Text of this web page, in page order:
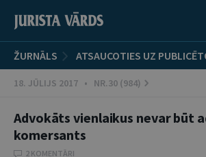
ŽURNĀLS ATSAUCOTIES UZ
18. JŪLIJS 2017 • NR.30 (984)
Advokāts vienlaikus nevar būt
komersants
2 KOMENTĀRI